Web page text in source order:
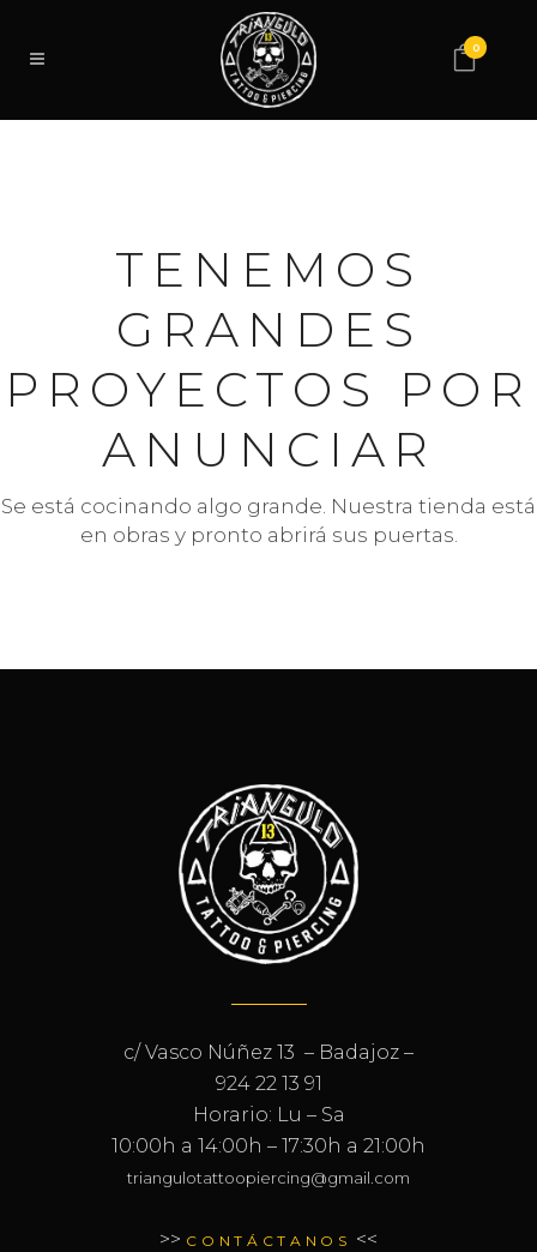
0
TENEMOS
GRANDES
PROYECTOS POR
ANUNCIAR
Se está cocinando algo grande. Nuestra tienda está
en obras y pronto abrirá sus puertas.
c/ Vasco Núñez 13 – Badajoz –
924 22 13 91
Horario: Lu – Sa
10:00h a 14:00h – 17:30h a 21:00h
triangulotattoopiercing@gmail.com
>> CONTÁCTANOS <<